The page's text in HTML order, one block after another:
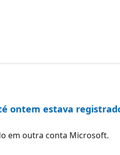
ontem estava
em outra conta Microsoft.